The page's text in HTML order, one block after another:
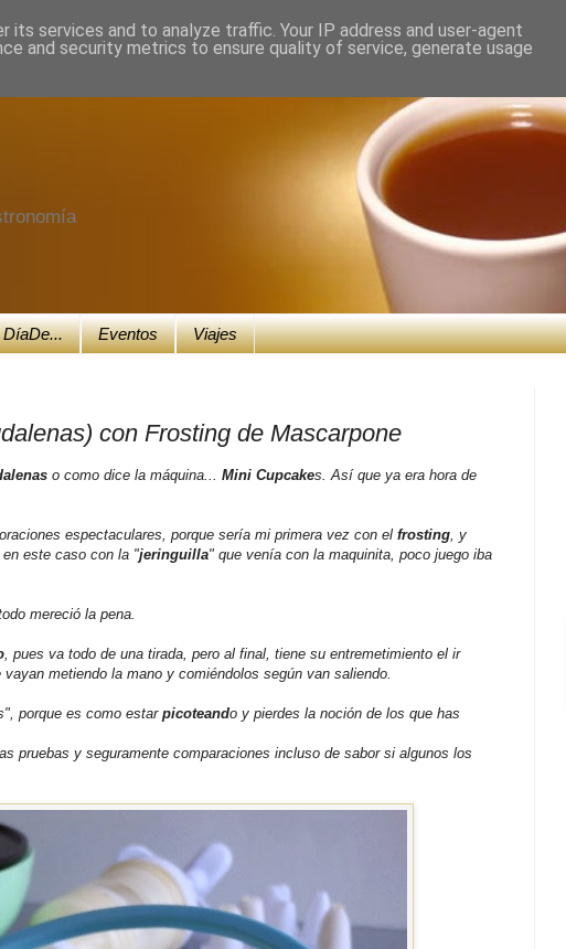
DíaDe... Eventos Viajes
con Frosting de Mascarpone
o como dice la máquina... Mini Cupcakes. Así que ya era hora de
espectaculares, porque sería mi primera vez con el frosting , y
en este caso con la "jeringuilla" que venía con la maquinita, poco juego iba
mereció la pena.
, pues va todo de una tirada, pero al final, tiene su entremetimiento el ir
metiendo la mano y comiéndolos según van saliendo.
porque es como estar picoteando y pierdes la noción de los que has
pruebas y seguramente comparaciones incluso de sabor si algunos los
services and to analyze traffic. Your IP address and user-agent
and security metrics to ensure quality of service, generate usage